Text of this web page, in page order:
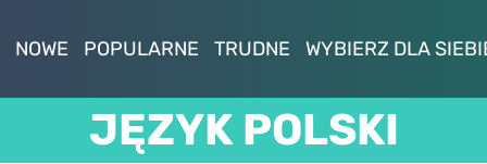
NOWE POPULARNE TRUDNE WYBIERZ DLA
JĘZYK POLSKI